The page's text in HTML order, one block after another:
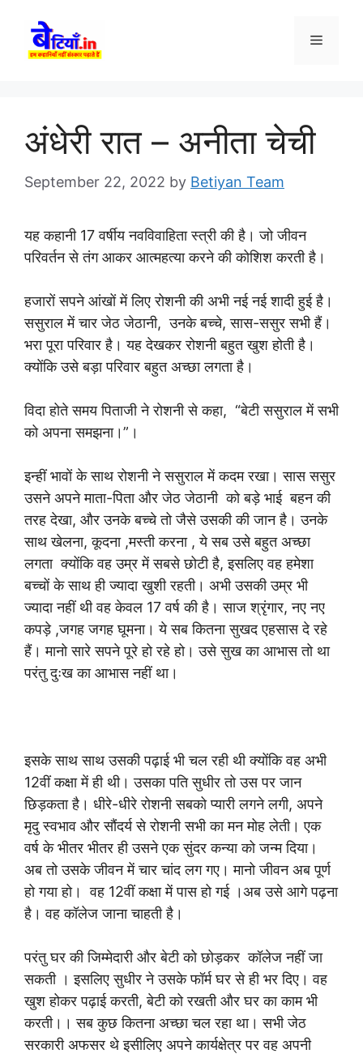
content
Menu
अंधेरी रात – अनीता चेची
September 22, 2022 by Betiyan Team
यह कहानी 17 वर्षीय नवविवाहिता स्त्री की है। जो जीवन
परिवर्तन से तंग आकर आत्महत्या करने की कोशिश करती है।
हजारों सपने आंखों में लिए रोशनी की अभी नई नई शादी हुई है।
ससुराल में चार जेठ जेठानी, उनके बच्चे, सास-ससुर सभी हैं।
भरा पूरा परिवार है। यह देखकर रोशनी बहुत खुश होती है।
क्योंकि उसे बड़ा परिवार बहुत अच्छा लगता है।
विदा होते समय पिताजी ने रोशनी से कहा, “बेटी ससुराल में सभी
को अपना समझना।”।
इन्हीं भावों के साथ रोशनी ने ससुराल में कदम रखा। सास ससुर
उसने अपने माता-पिता और जेठ जेठानी को बड़े भाई बहन की
तरह देखा, और उनके बच्चे तो जैसे उसकी की जान है। उनके
साथ खेलना, कूदना ,मस्ती करना , ये सब उसे बहुत अच्छा
लगता क्योंकि वह उम्र में सबसे छोटी है, इसलिए वह हमेशा
बच्चों के साथ ही ज्यादा खुशी रहती। अभी उसकी उम्र भी
ज्यादा नहीं थी वह केवल 17 वर्ष की है। साज श्रृंगार, नए नए
कपड़े ,जगह जगह घूमना। ये सब कितना सुखद एहसास दे रहे
हैं। मानो सारे सपने पूरे हो रहे हो। उसे सुख का आभास तो था
परंतु दुःख का आभास नहीं था।
इसके साथ साथ उसकी पढ़ाई भी चल रही थी क्योंकि वह अभी
12वीं कक्षा में ही थी। उसका पति सुधीर तो उस पर जान
छिड़कता है। धीरे-धीरे रोशनी सबको प्यारी लगने लगी, अपने
मृदु स्वभाव और सौंदर्य से रोशनी सभी का मन मोह लेती। एक
वर्ष के भीतर भीतर ही उसने एक सुंदर कन्या को जन्म दिया।
अब तो उसके जीवन में चार चांद लग गए। मानो जीवन अब पूर्ण
हो गया हो। वह 12वीं कक्षा में पास हो गई ।अब उसे आगे पढ़ना
है। वह कॉलेज जाना चाहती है।
परंतु घर की जिम्मेदारी और बेटी को छोड़कर कॉलेज नहीं जा
सकती । इसलिए सुधीर ने उसके फॉर्म घर से ही भर दिए। वह
खुश होकर पढ़ाई करती, बेटी को रखती और घर का काम भी
करती।। सब कुछ कितना अच्छा चल रहा था। सभी जेठ
सरकारी अफसर थे इसीलिए अपने कार्यक्षेत्र पर वह अपनी